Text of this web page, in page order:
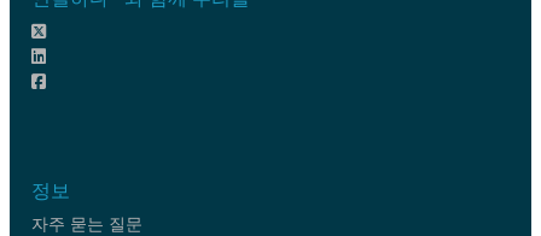
정보
자주 묻는 질문